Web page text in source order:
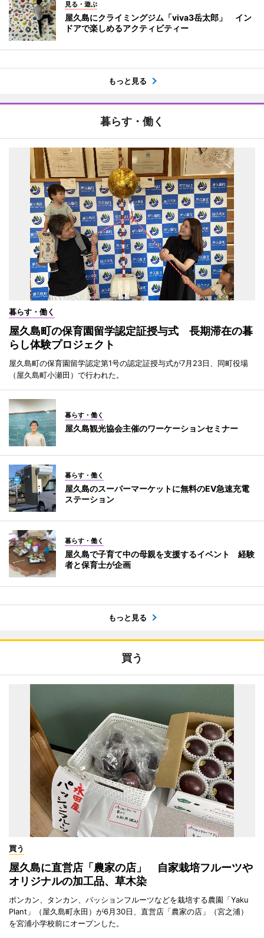
見る・遊ぶ
屋久島にクライミングジム「viva3岳太郎」 イン
ドアで楽しめるアクティビティー
もっと見る
暮らす・働く
暮らす・働く
屋久島町の保育園留学認定証授与式 長期滞在の暮
らし体験プロジェクト
屋久島町の保育園留学認定第1号の認定証授与式が7月23日、同町役場
（屋久島町小瀬田）で行われた。
暮らす・働く
屋久島観光協会主催のワーケーションセミナー
暮らす・働く
屋久島のスーパーマーケットに無料のEV急速充電
ステーション
暮らす・働く
屋久島で子育て中の母親を支援するイベント 経験
者と保育士が企画
もっと見る
買う
買う
屋久島に直営店「農家の店」 自家栽培フルーツや
オリジナルの加工品、草木染
ポンカン、タンカン、パッションフルーツなどを栽培する農園「Yaku
Plant」（屋久島町永田）が6月30日、直営店「農家の店」（宮之浦）
を宮浦小学校前にオープンした。